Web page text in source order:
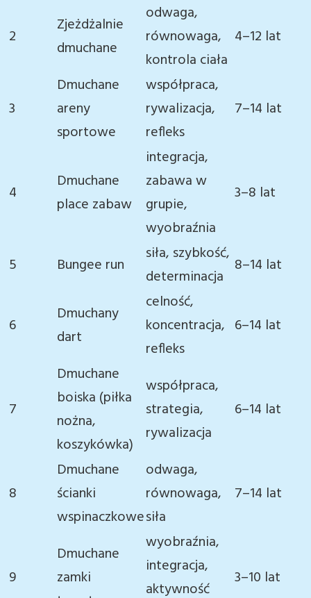
2
Zjeżdżalnie
dmuchane
odwaga,
równowaga,
kontrola ciała
4–12 lat
3
Dmuchane
areny
sportowe
współpraca,
rywalizacja,
refleks
7–14 lat
4
Dmuchane
place zabaw
integracja,
zabawa w
grupie,
wyobraźnia
3–8 lat
5 Bungee run
siła, szybkość,
determinacja
8–14 lat
6
Dmuchany
dart
celność,
koncentracja,
refleks
6–14 lat
7
Dmuchane
boiska (piłka
nożna,
koszykówka)
współpraca,
strategia,
rywalizacja
6–14 lat
8
Dmuchane
ścianki
wspinaczkowe
odwaga,
równowaga,
siła
7–14 lat
9
Dmuchane
zamki
wyobraźnia,
integracja,
aktywność
3–10 lat